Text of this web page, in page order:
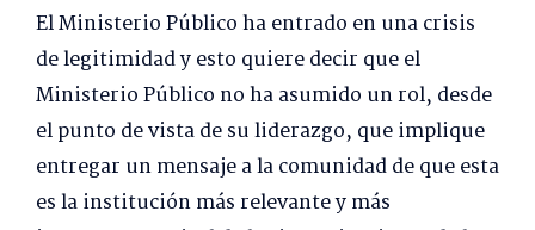
El Ministerio Público ha entrado en una crisis
de legitimidad y esto quiere decir que el
Ministerio Público no ha asumido un rol, desde
el punto de vista de su liderazgo, que implique
entregar un mensaje a la comunidad de que esta
es la institución más relevante y más